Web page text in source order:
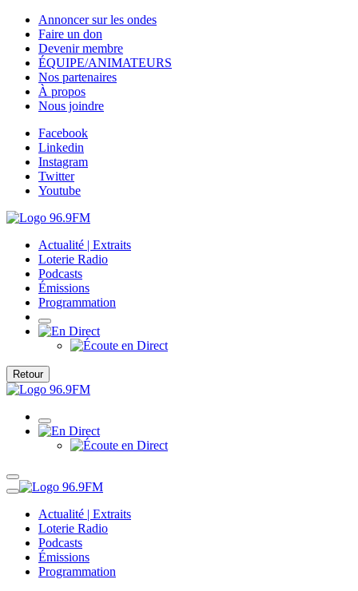
Annoncer sur les ondes
Faire un don
Devenir membre
ÉQUIPE/ANIMATEURS
Nos partenaires
À propos
Nous joindre
Facebook
Linkedin
Instagram
Twitter
Youtube
Actualité | Extraits
Loterie Radio
Podcasts
Émissions
Programmation
Retour
Actualité | Extraits
Loterie Radio
Podcasts
Émissions
Programmation